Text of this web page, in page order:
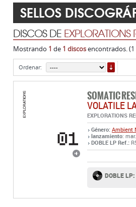
SELLOS
DISCOS DE EXPLORATIONS
Mostrando 1 de 1 discosencontrados. (1
Ordenar:
SOMATIC
VOLATILE
EXPLORATIONS
Género: Ambient
lanzamiento:
DOBLE LP Ref.:
DOBLE LP: